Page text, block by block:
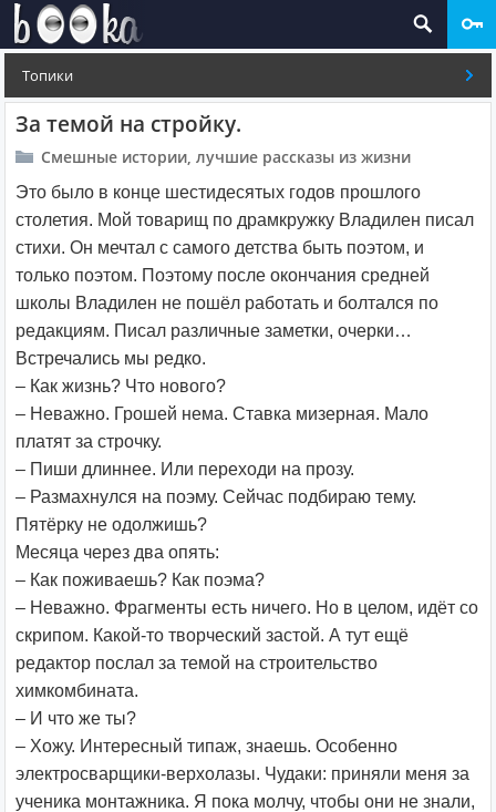
Топики
За темой на стройку.
Смешные истории, лучшие рассказы из жизни
Это было в конце шестидесятых годов прошлого
столетия. Мой товарищ по драмкружку Владилен писал
стихи. Он мечтал с самого детства быть поэтом, и
только поэтом. Поэтому после окончания средней
школы Владилен не пошёл работать и болтался по
редакциям. Писал различные заметки, очерки…
Встречались мы редко.
– Как жизнь? Что нового?
– Неважно. Грошей нема. Ставка мизерная. Мало
платят за строчку.
– Пиши длиннее. Или переходи на прозу.
– Размахнулся на поэму. Сейчас подбираю тему.
Пятёрку не одолжишь?
Месяца через два опять:
– Как поживаешь? Как поэма?
– Неважно. Фрагменты есть ничего. Но в целом, идёт со
скрипом. Какой-то творческий застой. А тут ещё
редактор послал за темой на строительство
химкомбината.
– И что же ты?
– Хожу. Интересный типаж, знаешь. Особенно
электросварщики-верхолазы. Чудаки: приняли меня за
ученика монтажника. Я пока молчу, чтобы они не знали,